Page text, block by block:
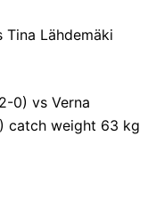
Lähdemäki
0) vs Verna
catch weight 63 kg